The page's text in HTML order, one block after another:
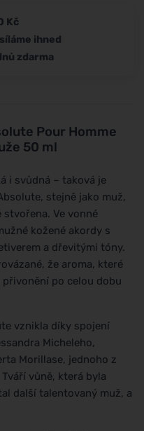
Pour Homme
50 ml
i svůdná – taková je
stejně jako muž,
Ve vonné
kožené akordy s
a dřevitými tóny.
že aroma, které
po celou dobu
vznikla díky spojení
Micheleho,
Morillase, jednoho z
vůně, která byla
další talentovaný muž, a
Kč
ihned
zdarma